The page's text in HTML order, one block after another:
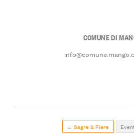
COMUNE DI
← Sagre & Fiere